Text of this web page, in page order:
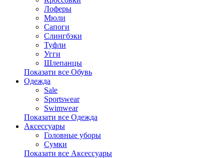
Лоферы
Мюли
Сапоги
Слингбэки
Туфли
Угги
Шлепанцы
Показати все Обувь
Одежда
Sale
Sportswear
Swimwear
Показати все Одежда
Аксессуары
Головные уборы
Сумки
Показати все Аксессуары